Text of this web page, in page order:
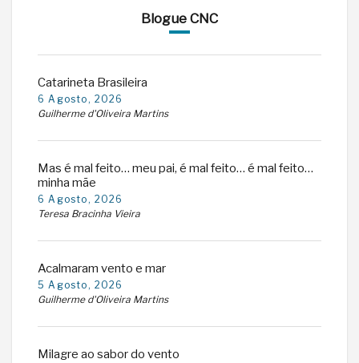
Blogue CNC
Catarineta Brasileira
6 Agosto, 2026
Guilherme d'Oliveira Martins
Mas é mal feito… meu pai, é mal feito… é mal feito…
minha mãe
6 Agosto, 2026
Teresa Bracinha Vieira
Acalmaram vento e mar
5 Agosto, 2026
Guilherme d'Oliveira Martins
Milagre ao sabor do vento